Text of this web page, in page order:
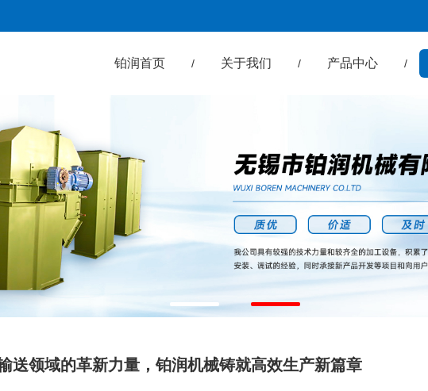
铂润首页 / 关于我们 / 产品中心 /
送领域的革新力量，铂润机械铸就高效生产新篇章